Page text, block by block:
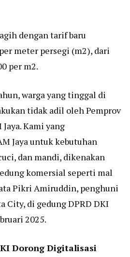
dengan tarif baru
meter persegi (m2), dari
per m2.
warga yang tinggal di
tidak adil oleh Pemprov
Kami yang
Jaya untuk kebutuhan
dan mandi, dikenakan
komersial seperti mal
Pikri Amiruddin, penghuni
City, di gedung DPRD DKI
2025.
Dorong Digitalisasi